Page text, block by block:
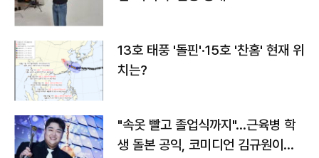
13호 태풍 '돌핀'·15호 '찬홈' 현재 위
치는?
"속옷 빨고 졸업식까지"…근육병 학
생 돌본 공익, 코미디언 김규원이었